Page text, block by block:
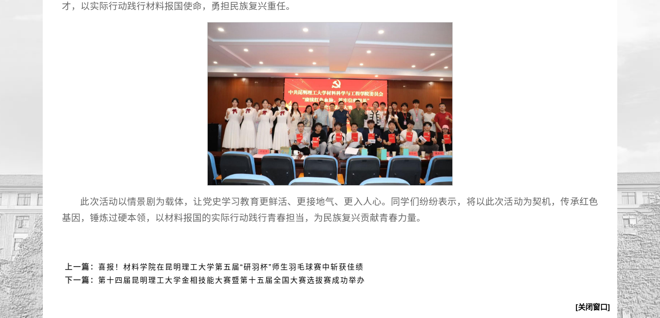
才，以实际行动践行材料报国使命，勇担民族复兴重任。
此次活动以情景剧为载体，让党史学习教育更鲜活、更接地气、更入人心。同学们纷纷表示，将以此次活动为契机，传承红色
基因，锤炼过硬本领，以材料报国的实际行动践行青春担当，为民族复兴贡献青春力量。
上一篇： 喜报！材料学院在昆明理工大学第五届“研羽杯”师生羽毛球赛中斩获佳绩
下一篇： 第十四届昆明理工大学金相技能大赛暨第十五届全国大赛选拔赛成功举办
[关闭窗口]